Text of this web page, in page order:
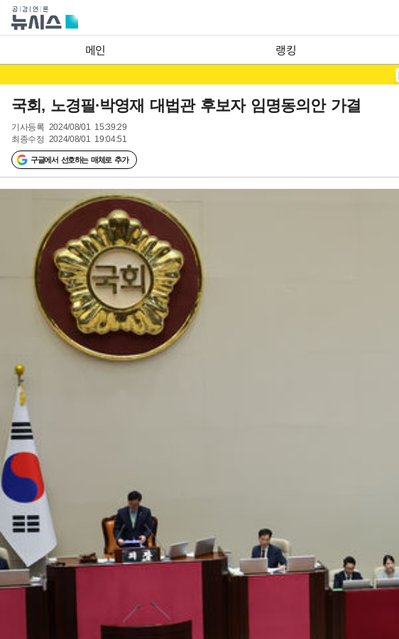
메인 랭킹
국회, 노경필·박영재 대법관 후보자 임명동의안 가결
기사등록 2024/08/01 15:39:29
최종수정 2024/08/01 19:04:51
구글에서 선호하는 매체로 추가